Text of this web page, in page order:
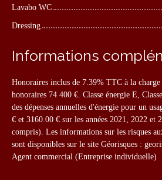
Lavabo WC
Dressing
Informations
Honoraires inclus de 7.39% TTC à la
honoraires 74 400 €. Classe énergie E,
des dépenses annuelles d'énergie pour un
€ et 3160.00 € sur les années 2021, 2022 et
compris). Les informations sur les risques
sont disponibles sur le site Géorisques :
Agent commercial (Entreprise individuelle)